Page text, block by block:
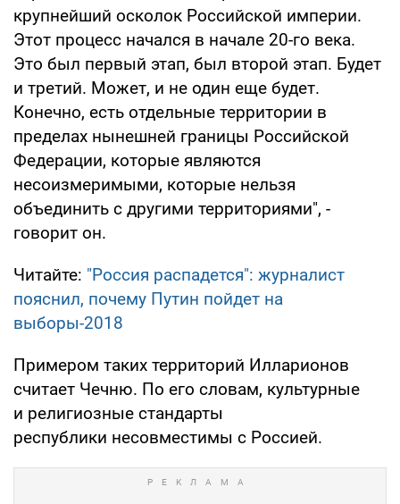
крупнейший осколок Российской империи.
Этот процесс начался в начале 20-го века.
Это был первый этап, был второй этап. Будет
и третий. Может, и не один еще будет.
Конечно, есть отдельные территории в
пределах нынешней границы Российской
Федерации, которые являются
несоизмеримыми, которые нельзя
объединить с другими территориями", -
говорит он.
Читайте: "Россия распадется": журналист
пояснил, почему Путин пойдет на
выборы-2018
Примером таких территорий Илларионов
считает Чечню. По его словам, культурные
и религиозные стандарты
республики несовместимы с Россией.